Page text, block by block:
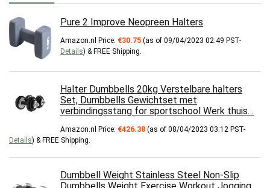
Pure 2 Improve Neopreen Halters
Amazon.nl Price: €30.75 (as of 09/04/2023 02:49 PST-
Details) & FREE Shipping.
Halter Dumbbells 20kg Verstelbare halters
Set, Dumbbells Gewichtset met
verbindingsstang for sportschool Werk thuis…
Amazon.nl Price: €426.38 (as of 08/04/2023 03:12 PST-
Details) & FREE Shipping.
Dumbbell Weight Stainless Steel Non-Slip